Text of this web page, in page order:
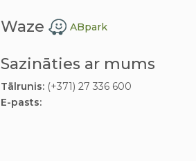
Waze ABpark
Sazināties ar mums
Tālrunis:(+371) 27 336 600
E-pasts: